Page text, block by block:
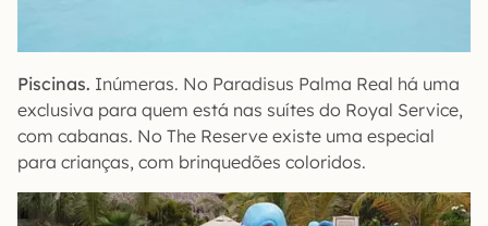
Piscinas. Inúmeras. No Paradisus Palma Real há uma
exclusiva para quem está nas suítes do Royal Service,
com cabanas. No The Reserve existe uma especial
para crianças, com brinquedões coloridos.